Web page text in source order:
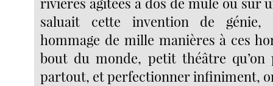
saluait cette invention de génie,
hommage de mille manières à ces
bout du monde, petit théâtre qu’on
partout, et perfectionner infiniment,